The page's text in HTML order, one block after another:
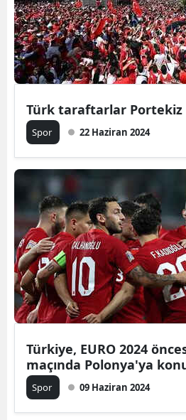
Türk taraftarlar Portekiz
Spor 22 Haziran 2024
Türkiye, EURO 2024
maçında Polonya'ya
Spor 09 Haziran 2024